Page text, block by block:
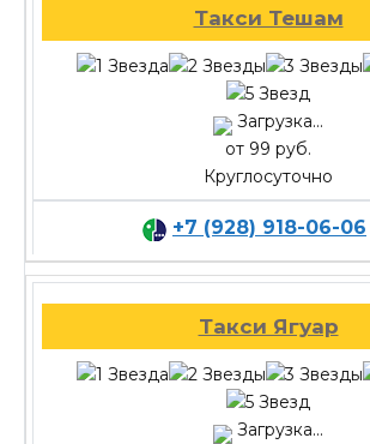
Такси Тешам
Загрузка...
от 99 руб.
Круглосуточно
+7 (928) 918-06-06
Такси Ягуар
Загрузка...